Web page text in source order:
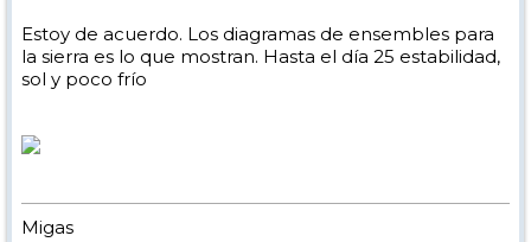
Estoy de acuerdo. Los diagramas de ensembles para
la sierra es lo que mostran. Hasta el día 25 estabilidad,
sol y poco frío
Migas